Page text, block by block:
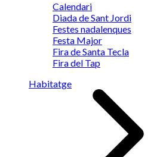
Calendari
Diada de Sant Jordi
Festes nadalenques
Festa Major
Fira de Santa Tecla
Fira del Tap
Habitatge